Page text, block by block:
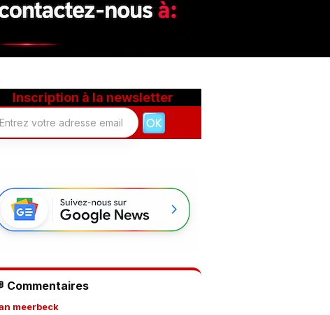
Inscription à la newsletter
Commentaires
meerbeck